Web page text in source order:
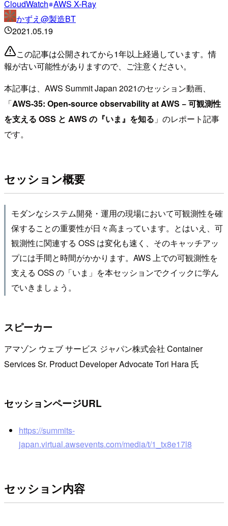
CloudWatch AWS X-Ray
かずえ@製造BT
2021.05.19
この記事は公開されてから1年以上経過しています。情
報が古い可能性がありますので、ご注意ください。
本記事は、AWS Summit Japan 2021のセッション動画、
「AWS-35: Open-source observability at AWS − 可観測性
を支える OSS と AWS の『いま』を知る 」のレポート記事
です。
セッション概要
モダンなシステム開発・運用の現場において可観測性を確
保することの重要性が日々高まっています。とはいえ、可
観測性に関連する OSS は変化も速く、そのキャッチアッ
プには手間と時間がかかります。AWS 上での可観測性を
支える OSS の「いま」を本セッションでクイックに学ん
でいきましょう。
スピーカー
アマゾン ウェブ サービス ジャパン株式会社 Container
Services Sr. Product Developer Advocate Tori Hara 氏
セッションページURL
https://summits-
japan.virtual.awsevents.com/media/t/1_tx8e17l8
セッション内容